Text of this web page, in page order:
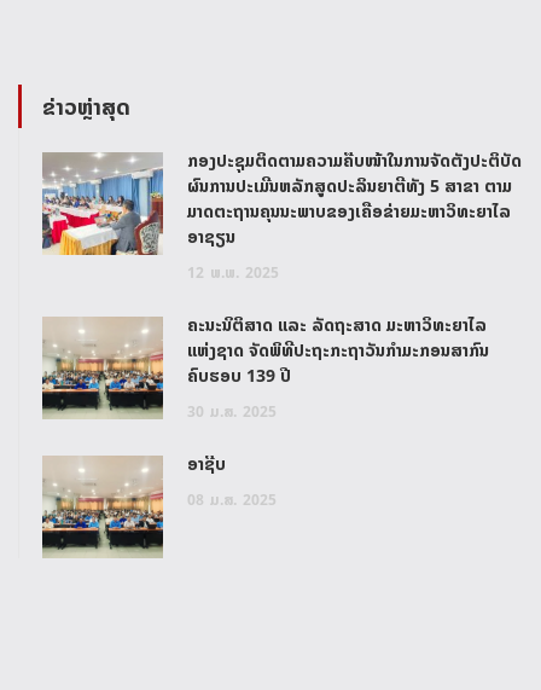
ຂ່າວຫຼ່າສຸດ
ກອງປະຊຸມຕິດຕາມຄວາມຄືບໜ້າໃນການຈັດຕັ້ງປະຕິບັດ
ຜົນການປະເມີນຫລັກສູດປະລິນຍາຕີທັງ 5 ສາຂາ ຕາມ
ມາດຕະຖານຄຸນນະພາບຂອງເຄືອຂ່າຍມະຫາວິທະຍາໄລ
ອາຊຽນ
12 ພ.ພ. 2025
ຄະນະນິຕິສາດ ແລະ ລັດຖະສາດ ມະຫາວິທະຍາໄລ
ແຫ່ງຊາດ ຈັດພິທີປະຖະກະຖາວັນກຳມະກອນສາກົນ
ຄົບຮອບ 139 ປີ
30 ມ.ສ. 2025
ອາຊີບ
08 ມ.ສ. 2025